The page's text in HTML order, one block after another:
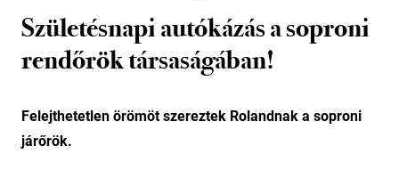
Születésnapi autókázás a soproni
rendőrök társaságában!
Felejthetetlen örömöt szereztek Rolandnak a soproni
járőrök.